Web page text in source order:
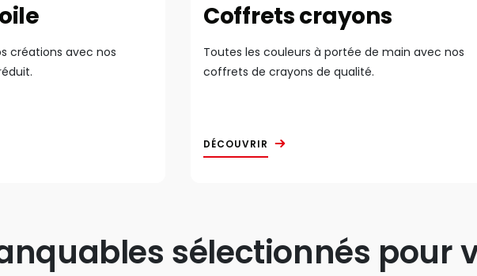
créations avec nos
Coffrets crayons
Toutes les couleurs à portée de main avec nos
coffrets de crayons de qualité.
DÉCOUVRIR
sélectionnés pour